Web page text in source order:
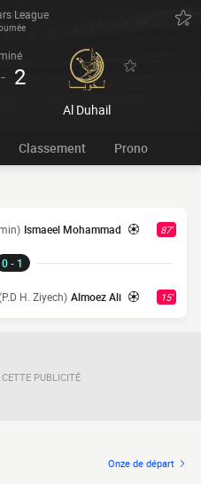
League
- 2
Al Duhail
Classement Prono
87'
Ismaeel Mohammad
0 - 1
15'
Almoez Ali
H. Ziyech)
PUBLICITÉ
Onze de départ